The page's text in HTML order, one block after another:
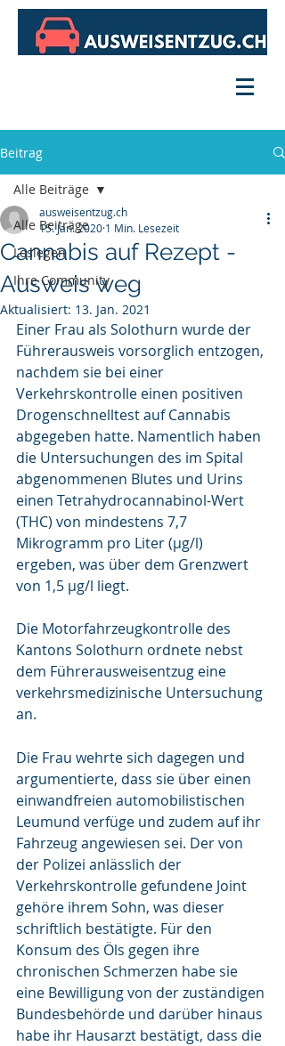
Beitrag
Alle Beiträge
Loslegen
Ihre Community
Alle Beiträge
Cannabis auf Rezept -
Ausweis weg
ausweisentzug.ch
15. Jan. 2020 1 Min. Lesezeit
Aktualisiert: 13. Jan. 2021
Einer Frau als Solothurn wurde der
Führerausweis vorsorglich entzogen,
nachdem sie bei einer
Verkehrskontrolle einen positiven
Drogenschnelltest auf Cannabis
abgegeben hatte. Namentlich haben
die Untersuchungen des im Spital
abgenommenen Blutes und Urins
einen Tetrahydrocannabinol-Wert
(THC) von mindestens 7,7
Mikrogramm pro Liter (μg/l)
ergeben, was über dem Grenzwert
von 1,5 μg/l liegt.
Die Motorfahrzeugkontrolle des
Kantons Solothurn ordnete nebst
dem Führerausweisentzug eine
verkehrsmedizinische Untersuchung
an.
Die Frau wehrte sich dagegen und
argumentierte, dass sie über einen
einwandfreien automobilistischen
Leumund verfüge und zudem auf ihr
Fahrzeug angewiesen sei. Der von
der Polizei anlässlich der
Verkehrskontrolle gefundene Joint
gehöre ihrem Sohn, was dieser
schriftlich bestätigte. Für den
Konsum des Öls gegen ihre
chronischen Schmerzen habe sie
eine Bewilligung von der zuständigen
Bundesbehörde und darüber hinaus
habe ihr Hausarzt bestätigt, dass die